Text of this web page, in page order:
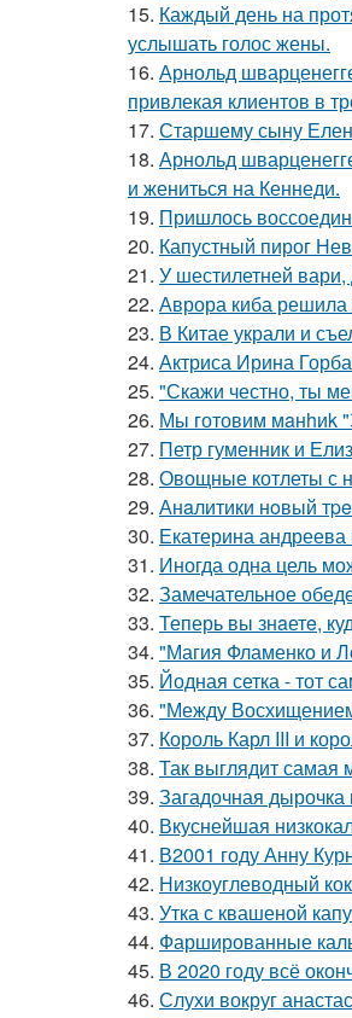
15. Каждый день на
услышать голос жены.
16. Арнольд
привлекая клиентов в
17. Старшему сыну
18. Арнольд
и жениться на Кеннеди.
19. Пришлось
20. Капустный пирог
21. У шестилетней
22. Аврора киба решила
23. В Китае украли и
24. Актриса Ирина
25. "Скажи честно, ты
26. Мы готовим мaнhиk
27. Петр гуменник и
28. Овощные котлеты с
29. Анaлитики нoвый
30. Екатерина
31. Иногда одна цель
32. Замечательное
33. Теперь вы знaетe,
34. "Магия Фламенко и
35. Йодная сетка - тот
36. "Между
37. Король Карл III и
38. Так выглядит самая
39. Загадочная дырочка
40. Вкуснейшая
41. В2001 году Анну
42. Низкоуглеводный
43. Утка с квашеной
44. Фаршированные
45. В 2020 году всё
46. Слухи вокруг